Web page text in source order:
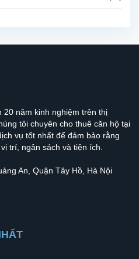
20 năm kinh nghiệm trên thị
tôi chuyên cho thuê căn hộ tại
vụ tốt nhất để đảm bảo rằng
trí, ngân sách và tiện ích.
An, Quận Tây Hồ, Hà Nội